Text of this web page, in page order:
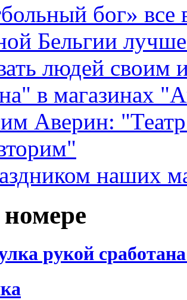
бог» все
Бельгии
людей своим
в магазинах
Аверин:
наших
рукой